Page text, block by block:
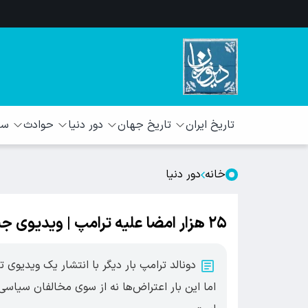
تاریخ ایران تاریخ جهان دور دنیا حوادث
خانه دور دنیا
۲۵ هزار امضا علیه ترامپ | ویدیوی جنجالی ترامپ آتش به جان ژاپنی‌ها انداخت
دونالد ترامپ بار دیگر با انتشار یک
اما این بار اعتراض‌ها نه از سوی مخالفان